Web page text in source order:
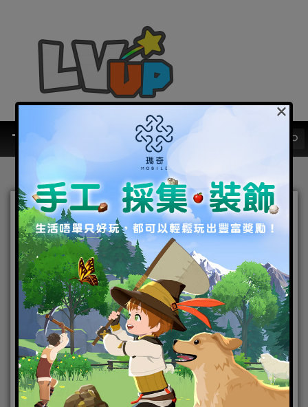
PC
E3 2015快報，齊來欣賞小島在
KONAMI的最後一作《MGS V: 幻
痛》1080P高清截圖放出
2015-06-17|PC PS3,PS4, XBOX ONE,家用遊戲, 電腦遊戲
×